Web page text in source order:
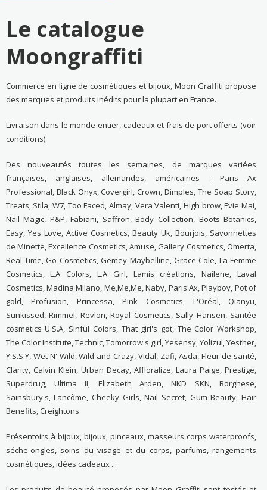
Le catalogue
Moongraffiti
Commerce en ligne de cosmétiques et bijoux, Moon Graffiti propose
des marques et produits inédits pour la plupart en France.
Livraison dans le monde entier, cadeaux et frais de port offerts (voir
conditions).
Des nouveautés toutes les semaines, de marques variées
françaises, anglaises, allemandes, américaines : Paris Ax
Professional, Black Onyx, Covergirl, Crown, Dimples, The Soap Story,
Treats, Stila, W7, Too Faced, Almay, Vera Valenti, High brow, Evie Mai,
Nail Magic, P&P, Fabiani, Saffron, Body Collection, Boots Botanics,
Easy, Yes Love, Active Cosmetics, Beauty Uk, Bourjois, Savonnettes
de Minette, Excellence Cosmetics, Amuse, Gallery Cosmetics, Omerta,
Real Time, Go Cosmetics, Gemey Maybelline, Grace Cole, La Femme
Cosmetics, L.A Colors, L.A Girl, Lamis créations, Nailene, Laval
Cosmetics, Madina Milano, Me,Me,Me, Naby, Paris Ax, Playboy, Pot of
gold, Profusion, Princessa, Pink Cosmetics, L'Oréal, Qianyu,
Sunkissed, Rimmel, Revlon, Royal Cosmetics, Sally Hansen, Santée
cosmetics U.S.A, Sinful Colors, That girl's got, The Color Workshop,
The Color Institute, Technic, Tomorrow's girl, Yesensy, Yolizul, Yesther,
Y.S.S.Y, Wet N' Wild, Wild and Crazy, Vidal, Zafi, Asda, Fleur de santé,
Clarity, Calvin Klein, Urban Decay, Affloralize, Laura Paige, Prestige,
Superdrug, Ultima II, Elizabeth Arden, NKD SKN, Borghese,
Sainsbury's, Lancôme, Cheeky Girls, Nail Secret, Gum Beauty, Hair
Benefits, Creightons.
Présentoirs à bijoux, bijoux, pinceaux, masseurs corps waterproofs,
séche-ongles, soins du visage et du corps, parfums, rangements
cosmétiques, idées cadeaux ...